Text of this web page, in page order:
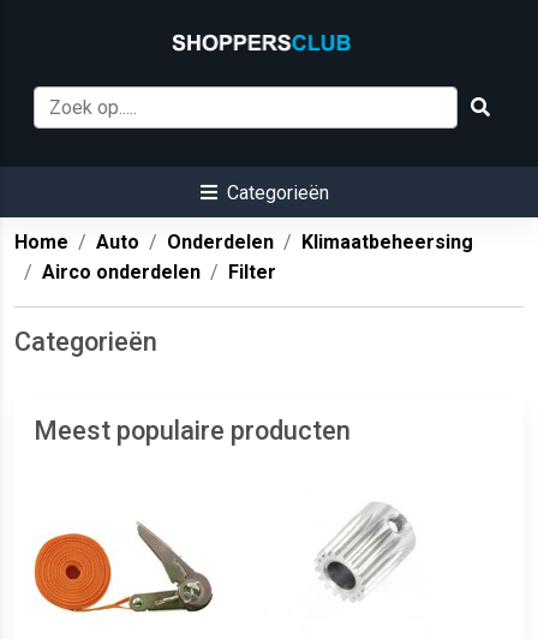
Categorieën
Home Auto Onderdelen
Klimaatbeheersing
Airco onderdelen
Filter
Categorieën
Meest populaire producten